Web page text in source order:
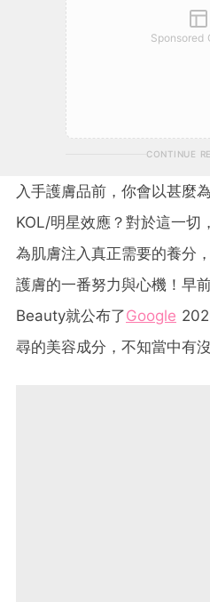
Sponsored
CONTINUE
入手護膚品前，你會以甚麼
KOL/明星效應？對於這一切
為肌膚注入真正需要的養分
護膚的一番努力與心機！早
Beauty就公布了Google
尋的美容成分，不知當中有